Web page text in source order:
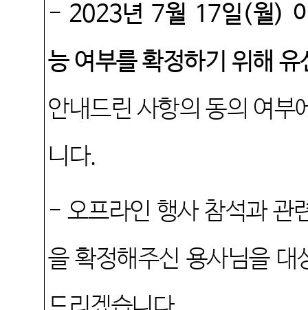
- 2023년 7월 17일(월)
능 여부를 확정하기 위해
안내드린 사항의 동의 여부
니다.
- 오프라인 행사 참석과 관
을 확정해주신 용사님을